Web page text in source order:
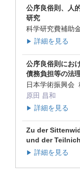
公序良俗則、人
研究
科学研究費補助
▶ 詳細を見る
公序良俗則にお
債務負担等の法
日本学術振興会
原田 昌和
▶ 詳細を見る
Zu der
und der
▶ 詳細を見る